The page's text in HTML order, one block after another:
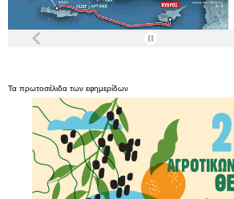
Τα πρωτοσέλιδα των εφημερίδων